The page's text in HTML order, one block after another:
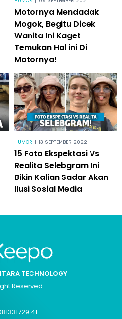
Motornya Mendadak
Mogok, Begitu Dicek
Wanita Ini Kaget
Temukan Hal ini Di
Motornya!
HUMOR | 13 SEPTEMBER 2022
15 Foto Ekspektasi Vs
Realita Selebgram Ini
Bikin Kalian Sadar Akan
Ilusi Sosial Media
TECHNOLOGY
Reserved